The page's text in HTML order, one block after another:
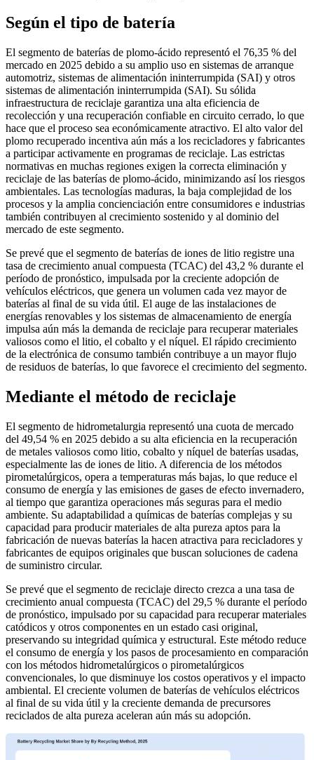
Según el tipo de batería
El segmento de baterías de plomo-ácido representó el 76,35 % del
mercado en 2025 debido a su amplio uso en sistemas de arranque
automotriz, sistemas de alimentación ininterrumpida (SAI) y otros
sistemas de alimentación ininterrumpida (SAI). Su sólida
infraestructura de reciclaje garantiza una alta eficiencia de
recolección y una recuperación confiable en circuito cerrado, lo que
hace que el proceso sea económicamente atractivo. El alto valor del
plomo recuperado incentiva aún más a los recicladores y fabricantes
a participar activamente en programas de reciclaje. Las estrictas
normativas en muchas regiones exigen la correcta eliminación y
reciclaje de las baterías de plomo-ácido, minimizando así los riesgos
ambientales. Las tecnologías maduras, la baja complejidad de los
procesos y la amplia concienciación entre consumidores e industrias
también contribuyen al crecimiento sostenido y al dominio del
mercado de este segmento.
Se prevé que el segmento de baterías de iones de litio registre una
tasa de crecimiento anual compuesta (TCAC) del 43,2 % durante el
período de pronóstico, impulsada por la creciente adopción de
vehículos eléctricos, que genera un volumen cada vez mayor de
baterías al final de su vida útil. El auge de las instalaciones de
energías renovables y los sistemas de almacenamiento de energía
impulsa aún más la demanda de reciclaje para recuperar materiales
valiosos como el litio, el cobalto y el níquel. El rápido crecimiento
de la electrónica de consumo también contribuye a un mayor flujo
de residuos de baterías, lo que favorece el crecimiento del segmento.
Mediante el método de reciclaje
El segmento de hidrometalurgia representó una cuota de mercado
del 49,54 % en 2025 debido a su alta eficiencia en la recuperación
de metales valiosos como litio, cobalto y níquel de baterías usadas,
especialmente las de iones de litio. A diferencia de los métodos
pirometalúrgicos, opera a temperaturas más bajas, lo que reduce el
consumo de energía y las emisiones de gases de efecto invernadero,
al tiempo que garantiza operaciones más seguras para el medio
ambiente. Su adaptabilidad a químicas de baterías complejas y su
capacidad para producir materiales de alta pureza aptos para la
fabricación de nuevas baterías la hacen atractiva para recicladores y
fabricantes de equipos originales que buscan soluciones de cadena
de suministro circular.
Se prevé que el segmento de reciclaje directo crezca a una tasa de
crecimiento anual compuesta (TCAC) del 29,5 % durante el período
de pronóstico, impulsado por su capacidad para recuperar materiales
catódicos y otros componentes en un estado casi original,
preservando su integridad química y estructural. Este método reduce
el consumo de energía y los pasos de procesamiento en comparación
con los métodos hidrometalúrgicos o pirometalúrgicos
convencionales, lo que disminuye los costos operativos y el impacto
ambiental. El creciente volumen de baterías de vehículos eléctricos
al final de su vida útil y la creciente demanda de precursores
reciclados de alta pureza aceleran aún más su adopción.